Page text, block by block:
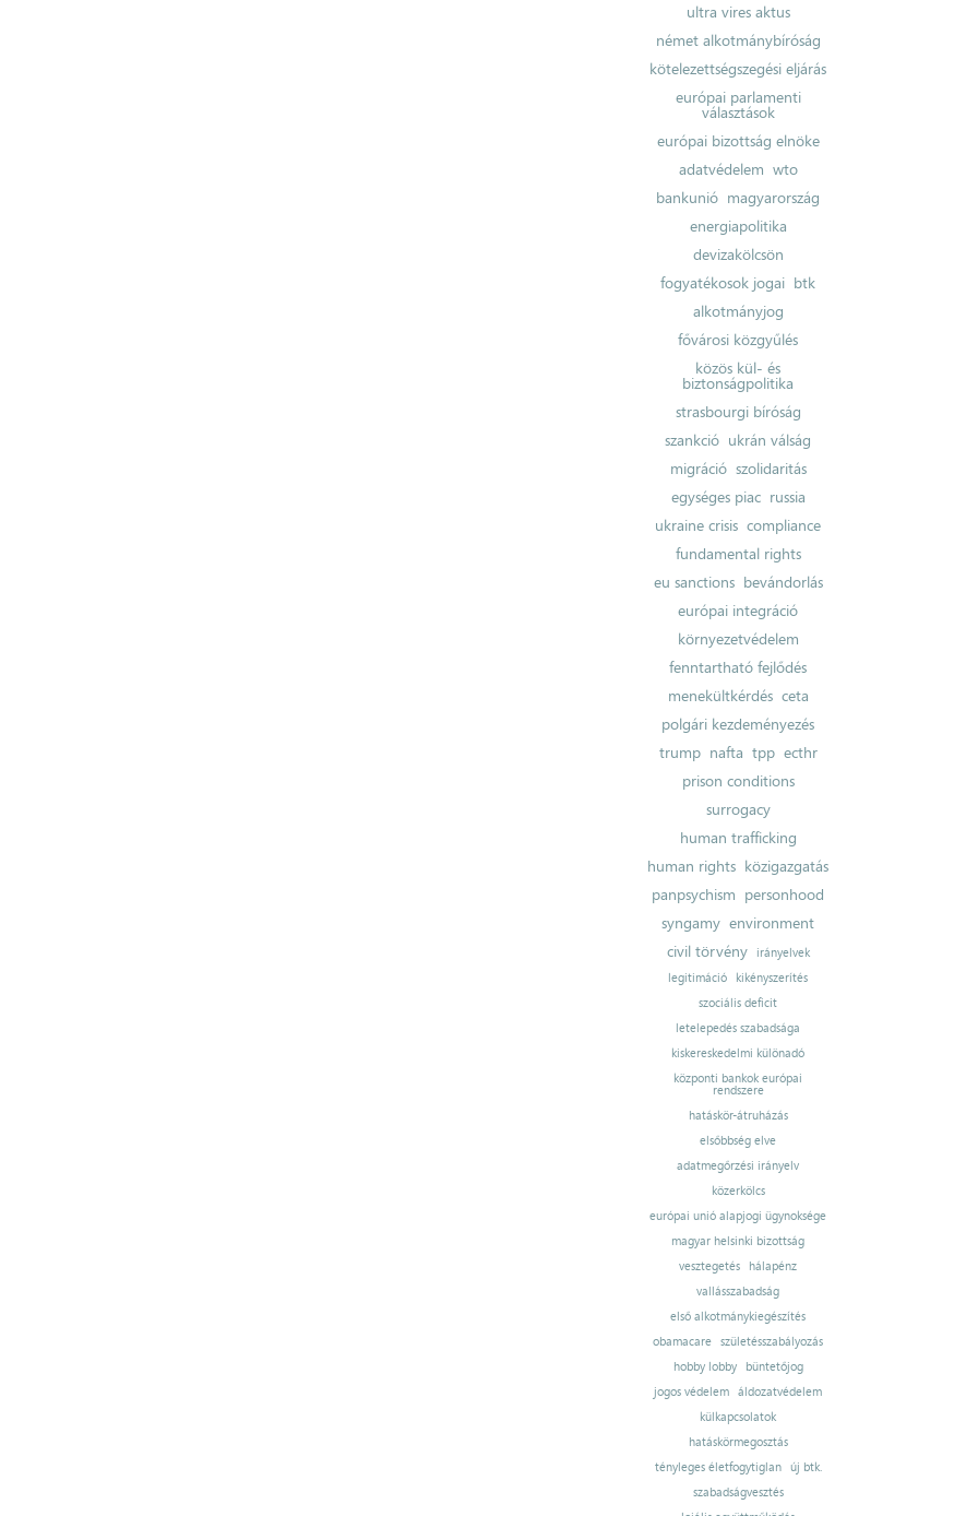
ultra vires aktus
német alkotmánybíróság
kötelezettségszegési eljárás
európai parlamenti
választások
európai bizottság elnöke
adatvédelem wto
bankunió magyarország
energiapolitika
devizakölcsön
fogyatékosok jogai btk
alkotmányjog
fővárosi közgyűlés
közös kül- és
biztonságpolitika
strasbourgi bíróság
szankció ukrán válság
migráció szolidaritás
egységes piac russia
ukraine crisis compliance
fundamental rights
eu sanctions bevándorlás
európai integráció
környezetvédelem
fenntartható fejlődés
menekültkérdés ceta
polgári kezdeményezés
trump nafta tpp ecthr
prison conditions
surrogacy
human trafficking
human rights közigazgatás
panpsychism personhood
syngamy environment
civil törvény
irányelvek
legitimáció
kikényszerítés
szociális deficit
letelepedés szabadsága
kiskereskedelmi különadó
központi bankok európai
rendszere
hatáskör-átruházás
elsőbbség elve
adatmegőrzési irányelv
közerkölcs
európai unió alapjogi ügynoksége
magyar helsinki bizottság
vesztegetés
hálapénz
vallásszabadság
első alkotmánykiegészítés
obamacare
születésszabályozás
hobby lobby
büntetőjog
jogos védelem
áldozatvédelem
külkapcsolatok
hatáskörmegosztás
tényleges életfogytiglan új btk.
szabadságvesztés